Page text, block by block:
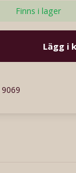
Finns i lager
Lägg i
9069